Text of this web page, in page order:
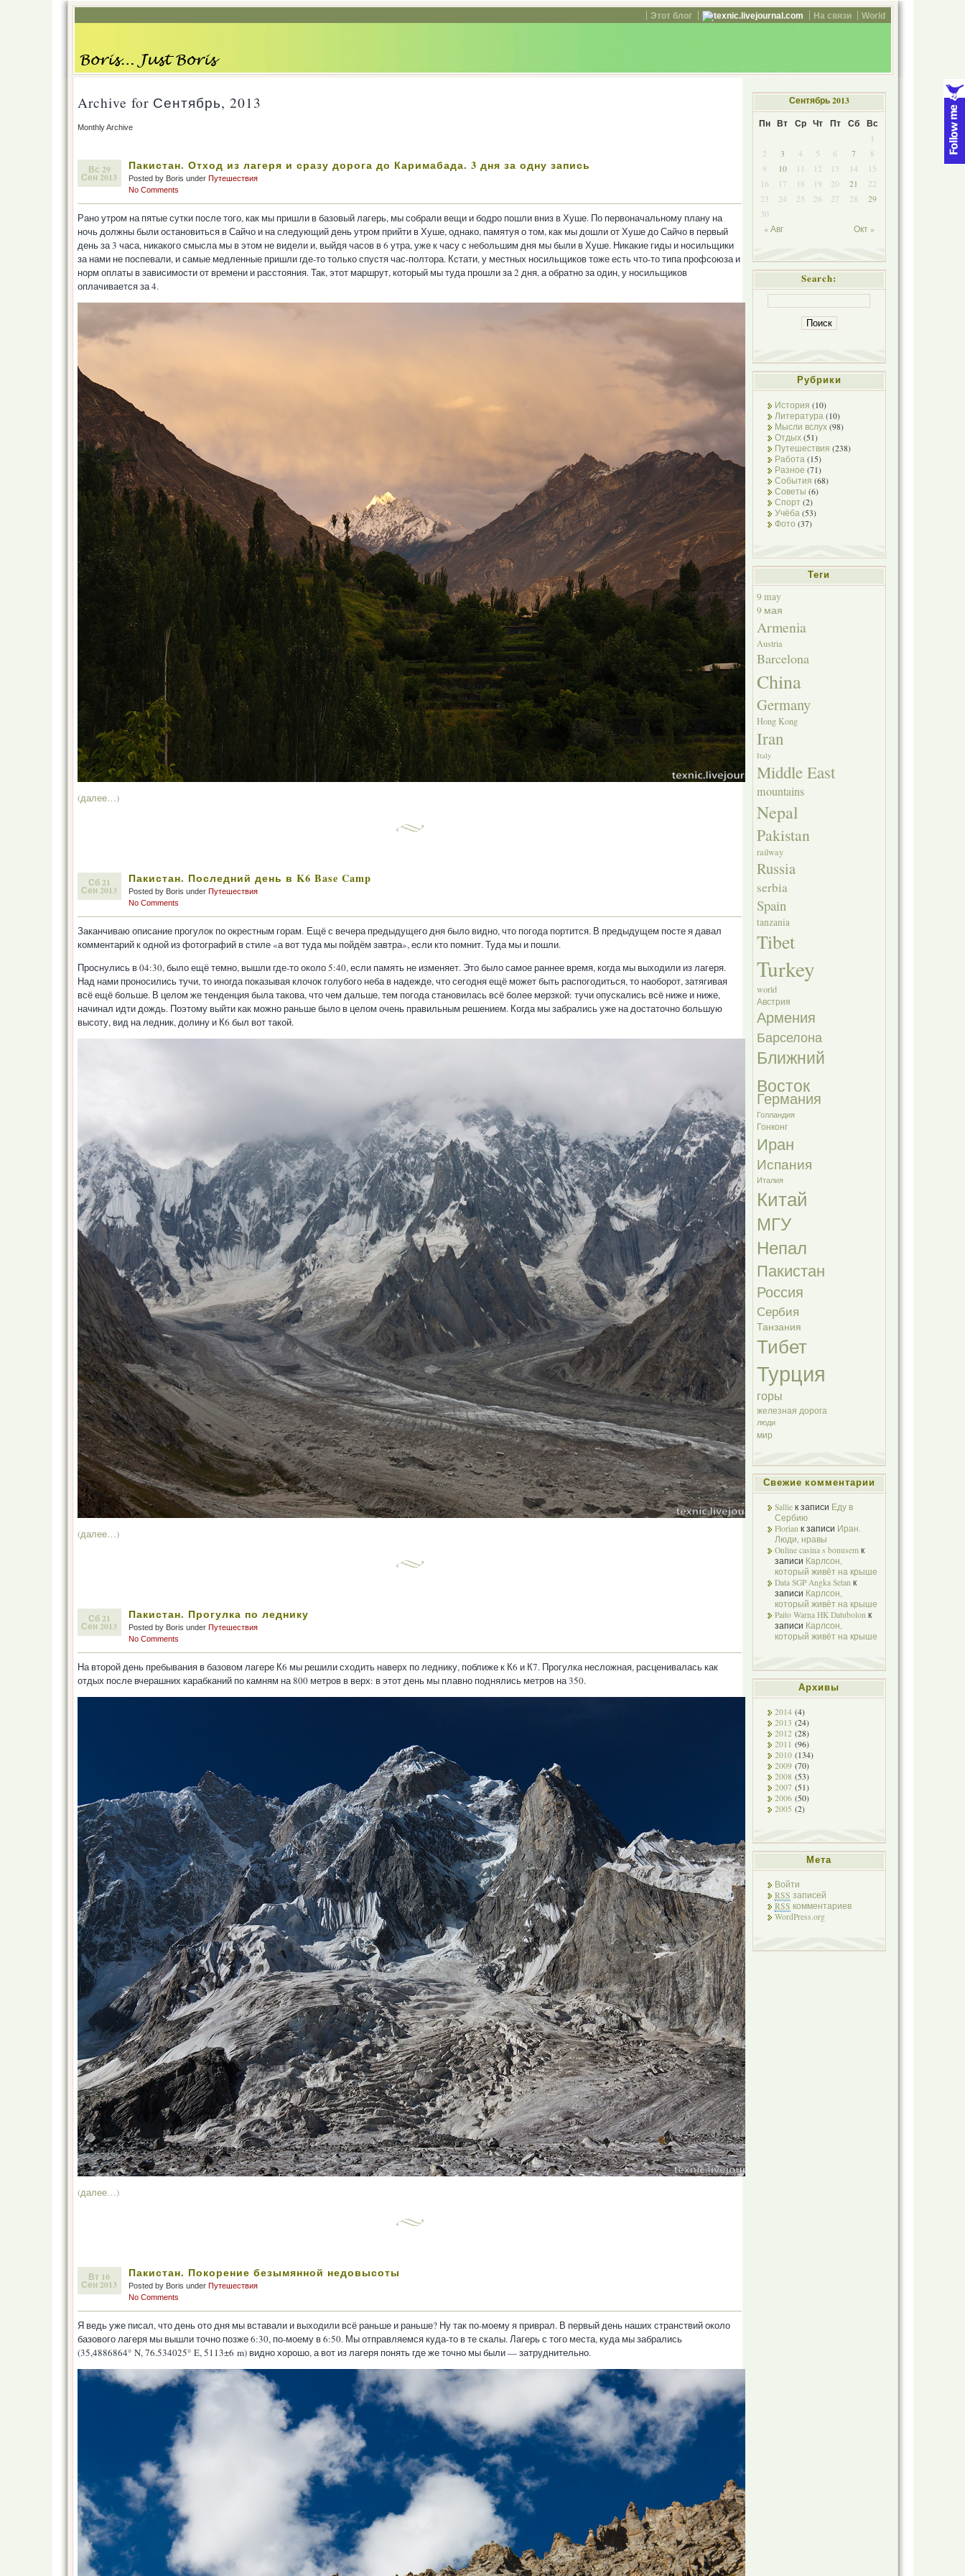
Этот блог texnic.livejournal.com На связи World
Archive for Сентябрь, 2013
Monthly Archive
Вс 29
Сен 2013
Пакистан. Отход из лагеря и сразу дорога до Каримабада. 3 дня за одну запись
Posted by Boris under Путешествия
No Comments
Рано утром на пятые сутки после того, как мы пришли в базовый лагерь, мы собрали вещи и бодро пошли вниз в Хуше. По первоначальному плану на
ночь должны были остановиться в Сайчо и на следующий день утром прийти в Хуше, однако, памятуя о том, как мы дошли от Хуше до Сайчо в первый
день за 3 часа, никакого смысла мы в этом не видели и, выйдя часов в 6 утра, уже к часу с небольшим дня мы были в Хуше. Никакие гиды и носильщики
за нами не поспевали, и самые медленные пришли где-то только спустя час-полтора. Кстати, у местных носильщиков тоже есть что-то типа профсоюза и
норм оплаты в зависимости от времени и расстояния. Так, этот маршрут, который мы туда прошли за 2 дня, а обратно за один, у носильщиков
оплачивается за 4.
(далее…)
Сб 21
Сен 2013
Пакистан. Последний день в K6 Base Camp
Posted by Boris under Путешествия
No Comments
Заканчиваю описание прогулок по окрестным горам. Ещё с вечера предыдущего дня было видно, что погода портится. В предыдущем посте я давал
комментарий к одной из фотографий в стиле «а вот туда мы пойдём завтра», если кто помнит. Туда мы и пошли.
Проснулись в 04:30, было ещё темно, вышли где-то около 5:40, если память не изменяет. Это было самое раннее время, когда мы выходили из лагеря.
Над нами проносились тучи, то иногда показывая клочок голубого неба в надежде, что сегодня ещё может быть распогодиться, то наоборот, затягивая
всё ещё больше. В целом же тенденция была такова, что чем дальше, тем погода становилась всё более мерзкой: тучи опускались всё ниже и ниже,
начинал идти дождь. Поэтому выйти как можно раньше было в целом очень правильным решением. Когда мы забрались уже на достаточно большую
высоту, вид на ледник, долину и К6 был вот такой.
(далее…)
Сб 21
Сен 2013
Пакистан. Прогулка по леднику
Posted by Boris under Путешествия
No Comments
На второй день пребывания в базовом лагере К6 мы решили сходить наверх по леднику, поближе к К6 и К7. Прогулка несложная, расценивалась как
отдых после вчерашних карабканий по камням на 800 метров в верх: в этот день мы плавно поднялись метров на 350.
(далее…)
Вт 10
Сен 2013
Пакистан. Покорение безымянной недовысоты
Posted by Boris under Путешествия
No Comments
Я ведь уже писал, что день ото дня мы вставали и выходили всё раньше и раньше? Ну так по-моему я приврал. В первый день наших странствий около
базового лагеря мы вышли точно позже 6:30, по-моему в 6:50. Мы отправляемся куда-то в те скалы. Лагерь с того места, куда мы забрались
(35,4886864° N, 76.534025° E, 5113±6 m) видно хорошо, а вот из лагеря понять где же точно мы были — затруднительно.
Сентябрь 2013
Пн Вт Ср Чт Пт Сб Вс
« Авг Окт »
1
2
3 4 5 6 7
8
9
10 11 12 13 14
15
16
17 18 19 20 21
22
23
24 25 26 27 28
29
30
Search:
Рубрики
История (10)
Литература (10)
Мысли вслух(98)
Отдых(51)
Путешествия (238)
Работа (15)
Разное (71)
События (68)
Советы (6)
Спорт(2)
Учёба (53)
Фото (37)
Теги
9 may
9 мая
Armenia
Austria
Barcelona
China
Germany
Hong Kong
Iran
Italy
Middle East
mountains
Nepal
Pakistan
railway
Russia
serbia
Spain
tanzania
Tibet
Turkey
world
Австрия
Армения
Барселона
Ближний
Восток
Германия
Голландия
Гонконг
Иран
Испания
Италия
Китай
МГУ
Непал
Пакистан
Россия
Сербия
Танзания
Тибет
Турция
горы
железная дорога
люди
мир
Свежие комментарии
Sallieк записи Еду в
Сербию
Florian к записи Иран.
Люди, нравы
Online casina s bonusemк
записи Карлсон,
который живёт на крыше
Data SGP Angka Setan к
записи Карлсон,
который живёт на крыше
Paito Warna HK Datubolon к
записи Карлсон,
который живёт на крыше
Архивы
2014(4)
2013 (24)
2012 (28)
2011 (96)
2010(134)
2009(70)
2008 (53)
2007 (51)
2006(50)
2005 (2)
Мета
Войти
RSS записей
RSS комментариев
WordPress.org